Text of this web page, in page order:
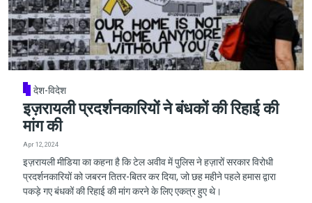
देश-विदेश
इज़रायली प्रदर्शनकारियों ने बंधकों की रिहाई की
मांग की
Apr 12, 2024
इज़रायली मीडिया का कहना है कि टेल अवीव में पुलिस ने हज़ारों सरकार विरोधी
प्रदर्शनकारियों को जबरन तितर-बितर कर दिया, जो छह महीने पहले हमास द्वारा
पकड़े गए बंधकों की रिहाई की मांग करने के लिए एकत्र हुए थे।